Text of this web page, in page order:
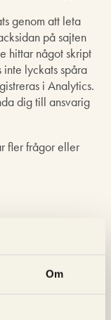
Om
genom att leta
på sajten
hittar något skript
lyckats spåra
i Analytics.
dig till ansvarig
fler frågor eller